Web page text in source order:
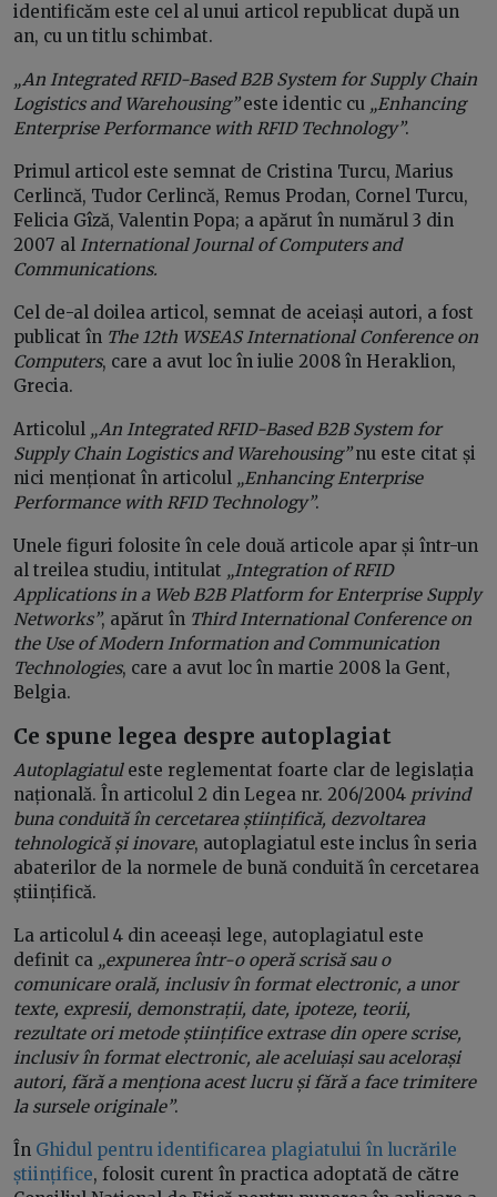
identificăm este cel al unui articol republicat după un
an, cu un titlu schimbat.
„An Integrated RFID-Based B2B System for Supply Chain
Logistics and Warehousing”este identic cu „Enhancing
Enterprise Performance with RFID Technology”.
Primul articol este semnat de Cristina Turcu, Marius
Cerlincă, Tudor Cerlincă, Remus Prodan, Cornel Turcu,
Felicia Gîză, Valentin Popa; a apărut în numărul 3 din
2007 al International Journal of Computers and
Communications.
Cel de-al doilea articol, semnat de aceiași autori, a fost
publicat în The 12th WSEAS International Conference on
Computers, care a avut loc în iulie 2008 în Heraklion,
Grecia.
Articolul „An Integrated RFID-Based B2B System for
Supply Chain Logistics and Warehousing”nu este citat și
nici menționat în articolul „Enhancing Enterprise
Performance with RFID Technology”.
Unele figuri folosite în cele două articole apar și într-un
al treilea studiu, intitulat „Integration of RFID
Applications in a Web B2B Platform for Enterprise Supply
Networks”, apărut în Third International Conference on
the Use of Modern Information and Communication
Technologies, care a avut loc în martie 2008 la Gent,
Belgia.
Ce spune legea despre autoplagiat
Autoplagiatuleste reglementat foarte clar de legislația
națională. În articolul 2 din Legea nr. 206/2004 privind
buna conduită în cercetarea științifică, dezvoltarea
tehnologică și inovare, autoplagiatul este inclus în seria
abaterilor de la normele de bună conduită în cercetarea
științifică.
La articolul 4 din aceeași lege, autoplagiatul este
definit ca „expunerea într-o operă scrisă sau o
comunicare orală, inclusiv în format electronic, a unor
texte, expresii, demonstrații, date, ipoteze, teorii,
rezultate ori metode științifice extrase din opere scrise,
inclusiv în format electronic, ale aceluiași sau acelorași
autori, fără a menționa acest lucru și fără a face trimitere
la sursele originale”.
În Ghidul pentru identificarea plagiatului în lucrările
științifice, folosit curent în practica adoptată de către